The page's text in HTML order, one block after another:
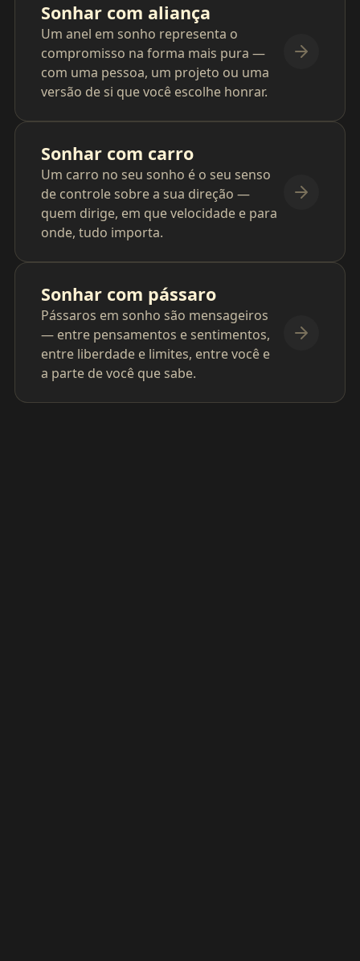
Sonhar com aliança
Um anel em sonho representa o
compromisso na forma mais pura —
com uma pessoa, um projeto ou uma
versão de si que você escolhe honrar.
Sonhar com carro
Um carro no seu sonho é o seu senso
de controle sobre a sua direção —
quem dirige, em que velocidade e para
onde, tudo importa.
Sonhar com pássaro
Pássaros em sonho são mensageiros
— entre pensamentos e sentimentos,
entre liberdade e limites, entre você e
a parte de você que sabe.